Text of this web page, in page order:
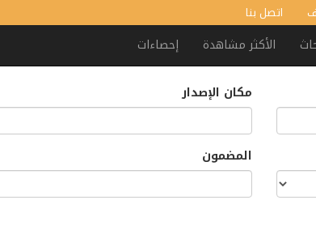
اتصل بنا
الأكثر مشاهدة إحصاءات
مكان الإصدار
المضمون